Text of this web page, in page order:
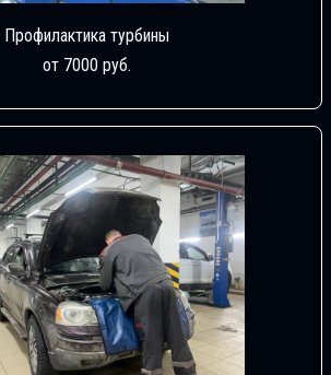
Профилактика турбины
от 7000 руб.